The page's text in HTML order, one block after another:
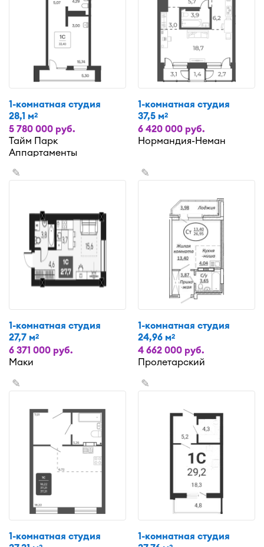
1-комнатная студия
28,1 м2
5 780 000 руб.
Тайм Парк
Аппартаменты
1-комнатная студия
37,5 м2
6 420 000 руб.
Нормандия-Неман
✎
1-комнатная студия
27,7 м2
6 371 000 руб.
Маки
✎
1-комнатная студия
24,96 м2
4 662 000 руб.
Пролетарский
✎
1-комнатная студия
✎
1-комнатная студия